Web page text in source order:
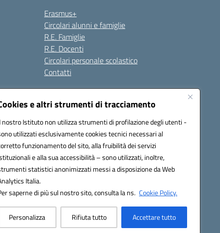
e altri strumenti di tracciamento
nostro Istituto non utilizza strumenti di profilazione degli utenti -
utilizzati esclusivamente cookies tecnici necessari al
funzionamento del sito, alla fruibilità dei servizi
e alla sua accessibilità – sono utilizzati, inoltre,
statistici anonimizzati messi a disposizione da Web
Italia.
saperne di più sul nostro sito, consulta la ns. Cookie Policy.
Personalizza Rifiuta tutto Accettare tutto
Erasmus+
Circolari alunni e famiglie
R.E. Famiglie
R.E. Docenti
Circolari personale scolastico
Contatti
Seguici su: